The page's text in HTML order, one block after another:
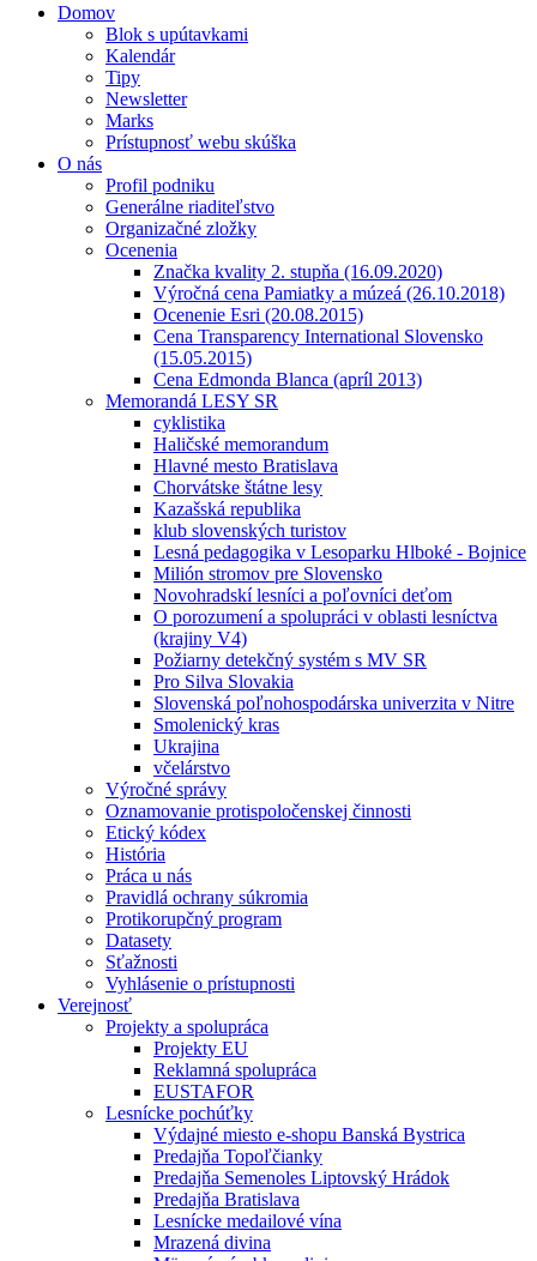
Domov
Blok s upútavkami
Kalendár
Tipy
Newsletter
Marks
Prístupnosť webu skúška
O nás
Profil podniku
Generálne riaditeľstvo
Organizačné zložky
Ocenenia
Značka kvality 2. stupňa (16.09.2020)
Výročná cena Pamiatky a múzeá (26.10.2018)
Ocenenie Esri (20.08.2015)
Cena Transparency International Slovensko
(15.05.2015)
Cena Edmonda Blanca (apríl 2013)
Memorandá LESY SR
cyklistika
Haličské memorandum
Hlavné mesto Bratislava
Chorvátske štátne lesy
Kazašská republika
klub slovenských turistov
Lesná pedagogika v Lesoparku Hlboké - Bojnice
Milión stromov pre Slovensko
Novohradskí lesníci a poľovníci deťom
O porozumení a spolupráci v oblasti lesníctva
(krajiny V4)
Požiarny detekčný systém s MV SR
Pro Silva Slovakia
Slovenská poľnohospodárska univerzita v Nitre
Smolenický kras
Ukrajina
včelárstvo
Výročné správy
Oznamovanie protispoločenskej činnosti
Etický kódex
História
Práca u nás
Pravidlá ochrany súkromia
Protikorupčný program
Datasety
Sťažnosti
Vyhlásenie o prístupnosti
Verejnosť
Projekty a spolupráca
Projekty EU
Reklamná spolupráca
EUSTAFOR
Lesnícke pochúťky
Výdajné miesto e-shopu Banská Bystrica
Predajňa Topoľčianky
Predajňa Semenoles Liptovský Hrádok
Predajňa Bratislava
Lesnícke medailové vína
Mrazená divina